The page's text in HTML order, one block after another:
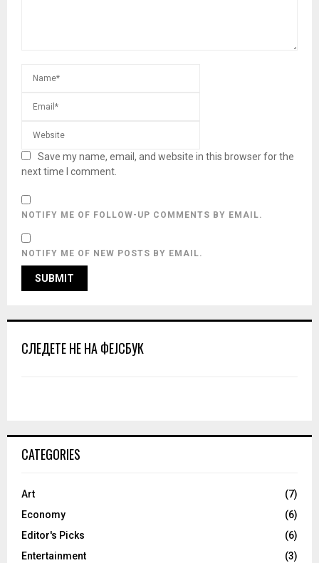
Save my name, email, and website in this browser for the
next time I comment.
NOTIFY ME OF FOLLOW-UP COMMENTS BY EMAIL.
NOTIFY ME OF NEW POSTS BY EMAIL.
СЛЕДЕТЕ НЕ НА ФЕЈСБУК
CATEGORIES
Art
(7)
Economy
(6)
Editor's Picks
(6)
Entertainment
(3)